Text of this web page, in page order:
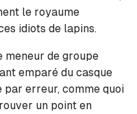
le royaume
idiots de lapins.
de groupe
emparé du casque
par erreur, comme quoi
un point en